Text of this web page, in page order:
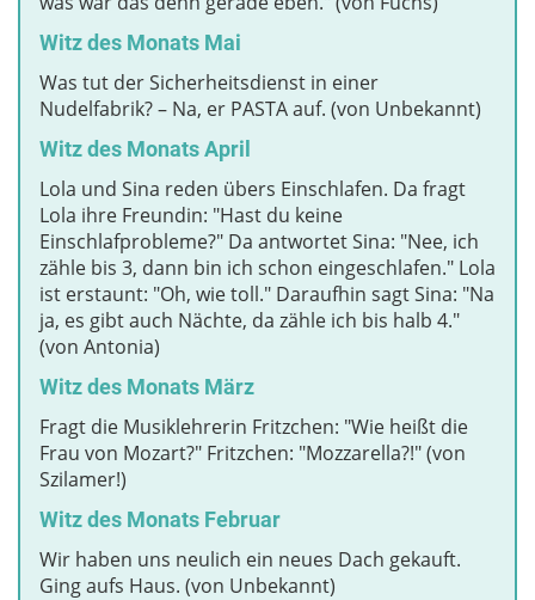
Witz des Monats Mai
Was tut der Sicherheitsdienst in einer
Nudelfabrik? – Na, er PASTA auf. (von Unbekannt)
Witz des Monats April
Lola und Sina reden übers Einschlafen. Da fragt
Lola ihre Freundin: "Hast du keine
Einschlafprobleme?" Da antwortet Sina: "Nee, ich
zähle bis 3, dann bin ich schon eingeschlafen." Lola
ist erstaunt: "Oh, wie toll." Daraufhin sagt Sina: "Na
ja, es gibt auch Nächte, da zähle ich bis halb 4."
(von Antonia)
Witz des Monats März
Fragt die Musiklehrerin Fritzchen: "Wie heißt die
Frau von Mozart?" Fritzchen: "Mozzarella?!" (von
Szilamer!)
Witz des Monats Februar
Wir haben uns neulich ein neues Dach gekauft.
Ging aufs Haus. (von Unbekannt)